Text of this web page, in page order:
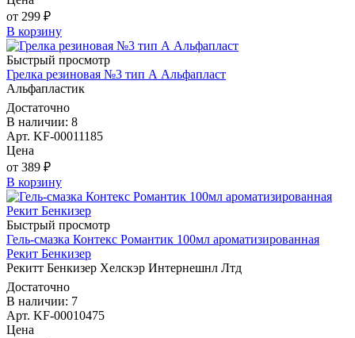
от 299 ₽
В корзину
Быстрый просмотр
Грелка резиновая №3 тип А Альфапласт
Альфапластик
Достаточно
В наличии: 8
Арт. KF-00011185
Цена
от 389 ₽
В корзину
Быстрый просмотр
Гель-смазка Контекс Романтик 100мл ароматизированная
Рекит Бенкизер
Рекитт Бенкизер Хелскэр Интернешнл Лтд
Достаточно
В наличии: 7
Арт. KF-00010475
Цена